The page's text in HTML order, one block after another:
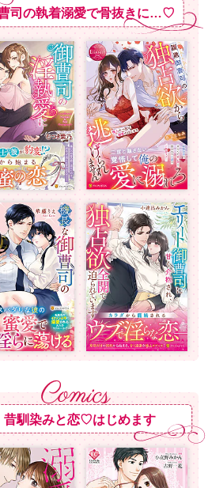
司の執着溺愛で骨抜きに…♡
昔馴染みと恋♡はじめます